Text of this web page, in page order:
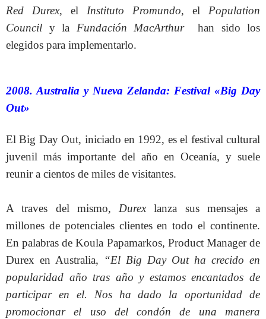
Red Durex, el Instituto Promundo, el Population
Council y la Fundación MacArthur
han sido los
elegidos para implementarlo.
2008. Australia y Nueva Zelanda: Festival «Big Day
Out»
El Big Day Out, iniciado en 1992, es el festival cultural
juvenil más importante del año en Oceanía, y suele
reunir a cientos de miles de visitantes.
A traves del mismo, Durexlanza sus mensajes a
millones de potenciales clientes en todo el continente.
En palabras de Koula Papamarkos, Product Manager de
Durex en Australia, “El Big Day Out ha crecido en
popularidad año tras año y estamos encantados de
participar en el. Nos ha dado la oportunidad de
promocionar el uso del condón de una manera